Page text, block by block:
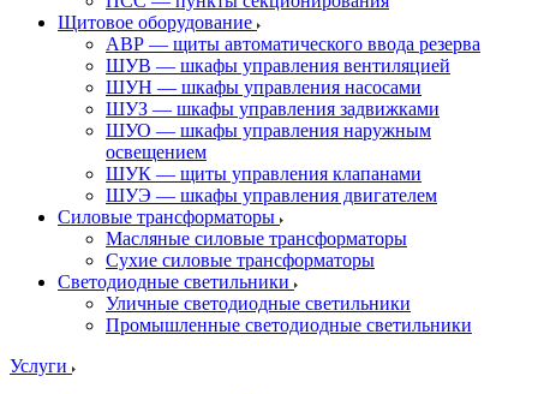
Щитовое оборудование
АВР — щиты автоматического ввода резерва
ШУВ — шкафы управления вентиляцией
ШУН — шкафы управления насосами
ШУЗ — шкафы управления задвижками
ШУО — шкафы управления наружным
освещением
ШУК — щиты управления клапанами
ШУЭ — шкафы управления двигателем
Силовые трансформаторы
Масляные силовые трансформаторы
Сухие силовые трансформаторы
Светодиодные светильники
Уличные светодиодные светильники
Промышленные светодиодные светильники
Услуги